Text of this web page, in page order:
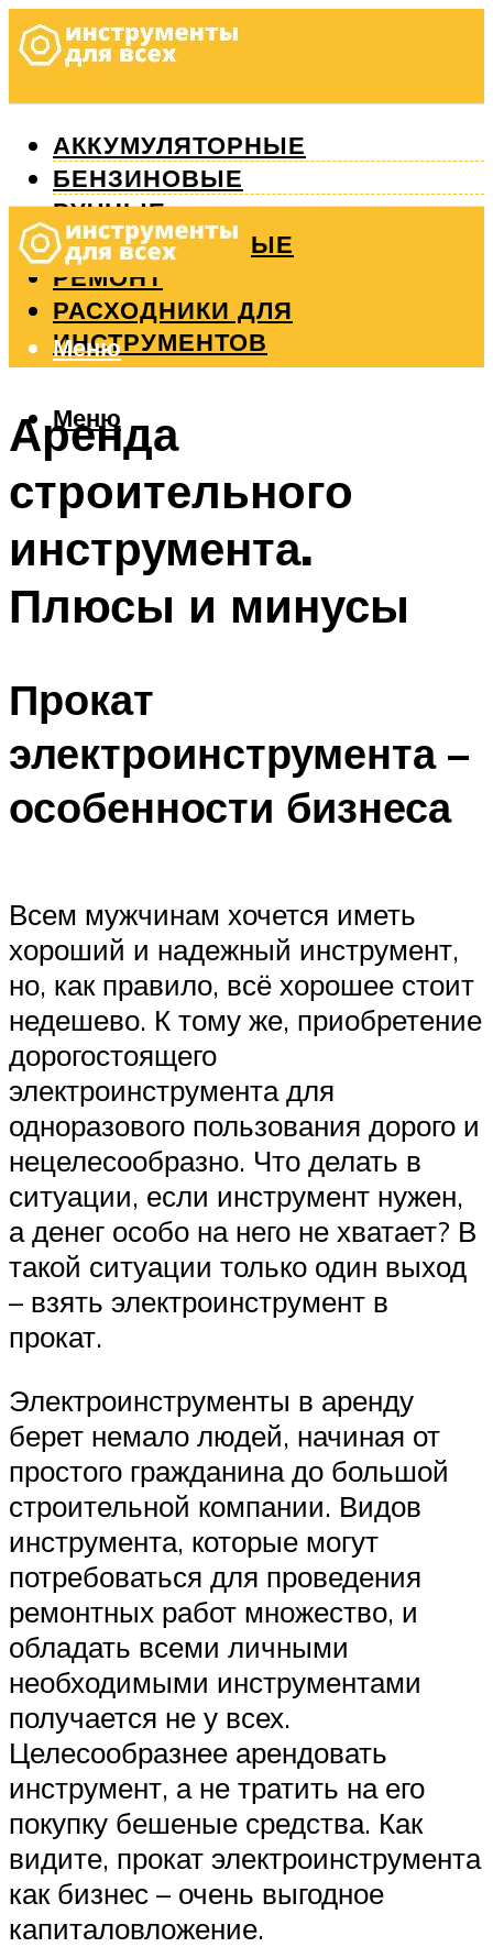
АККУМУЛЯТОРНЫЕ
БЕНЗИНОВЫЕ
РУЧНЫЕ
ИЗМЕРИТЕЛЬНЫЕ
РЕМОНТ
РАСХОДНИКИ ДЛЯ
ИНСТРУМЕНТОВ
Меню
Меню
Аренда
строительного
инструмента.
Плюсы и минусы
Прокат
электроинструмента –
особенности бизнеса
Всем мужчинам хочется иметь
хороший и надежный инструмент,
но, как правило, всё хорошее стоит
недешево. К тому же, приобретение
дорогостоящего
электроинструмента для
одноразового пользования дорого и
нецелесообразно. Что делать в
ситуации, если инструмент нужен,
а денег особо на него не хватает? В
такой ситуации только один выход
– взять электроинструмент в
прокат.
Электроинструменты в аренду
берет немало людей, начиная от
простого гражданина до большой
строительной компании. Видов
инструмента, которые могут
потребоваться для проведения
ремонтных работ множество, и
обладать всеми личными
необходимыми инструментами
получается не у всех.
Целесообразнее арендовать
инструмент, а не тратить на его
покупку бешеные средства. Как
видите, прокат электроинструмента
как бизнес – очень выгодное
капиталовложение.